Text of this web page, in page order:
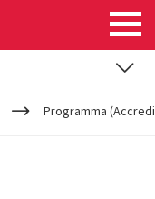
Programma